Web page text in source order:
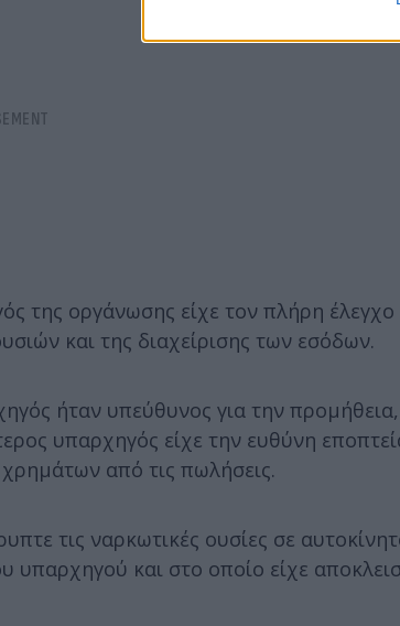
της οργάνωσης είχε τον πλήρη
και της διαχείρισης των εσόδων.
ήταν υπεύθυνος για την
υπαρχηγός είχε την ευθύνη
από τις πωλήσεις.
τις ναρκωτικές ουσίες σε
υπαρχηγού και στο οποίο είχε